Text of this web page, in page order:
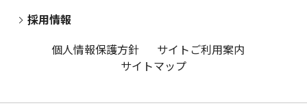
採用情報
個人情報保護方針
サイトご利用案内
サイトマップ